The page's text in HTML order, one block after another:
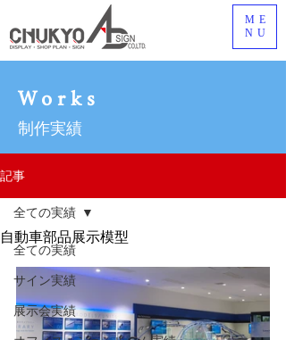
ME
NU
制作実績
Works
記事
全ての実績
サイン実績
展示会実績
全ての実績
自動車部品展示模型